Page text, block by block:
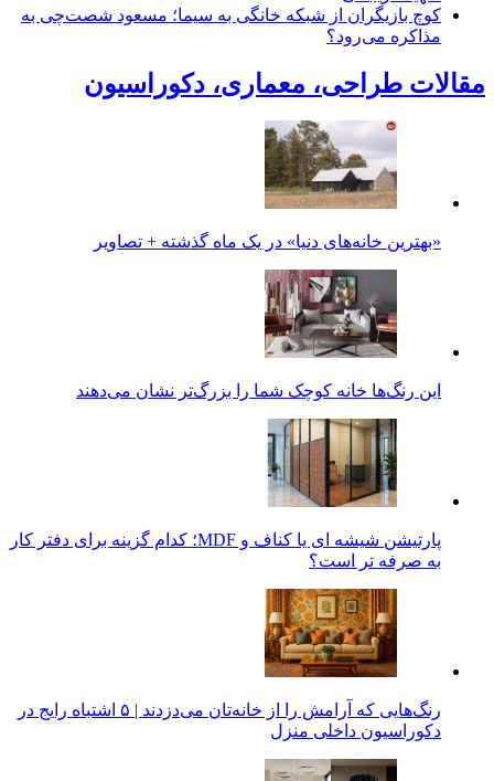
کوچ بازیگران از شبکه خانگی به سیما؛ مسعود شصت‌چی به
مذاکره می‌رود؟
مقالات طراحی، معماری، دکوراسیون
«بهترین خانه‌های دنیا» در یک ماه گذشته + تصاویر
این رنگ‌ها خانه کوچک شما را بزرگ‌تر نشان می‌دهند
پارتیشن شیشه ای یا کناف و MDF؛ کدام گزینه برای دفتر کار
به صرفه تر است؟
رنگ‌هایی که آرامش را از خانه‌تان می‌دزدند | ۵ اشتباه رایج در
دکوراسیون داخلی منزل